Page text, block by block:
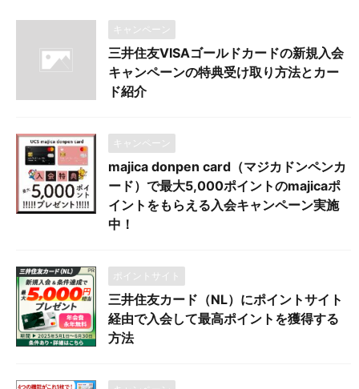
キャンペーン
三井住友VISAゴールドカードの新規入会
キャンペーンの特典受け取り方法とカー
ド紹介
キャンペーン
majica donpen card（マジカドンペンカ
ード）で最大5,000ポイントのmajicaポ
イントをもらえる入会キャンペーン実施
中！
ポイントサイト
三井住友カード（NL）にポイントサイト
経由で入会して最高ポイントを獲得する
方法